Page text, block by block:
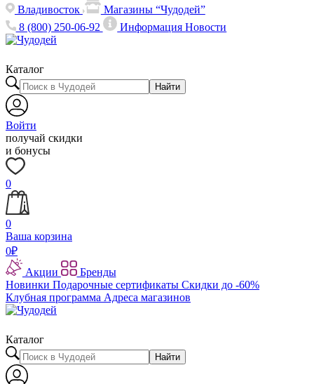
Владивосток
Магазины “Чудодей”
8 (800) 250-06-92
ИнформацияНовости
Каталог
Найти
Войти
получай скидки
и бонусы
0
0
Ваша корзина
0₽
Акции
Бренды
Новинки Подарочные сертификаты Скидки до -60%
Клубная программа Адреса магазинов
Каталог
Найти